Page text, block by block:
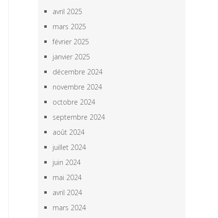
avril 2025
mars 2025
février 2025
janvier 2025
décembre 2024
novembre 2024
octobre 2024
septembre 2024
août 2024
juillet 2024
juin 2024
mai 2024
avril 2024
mars 2024